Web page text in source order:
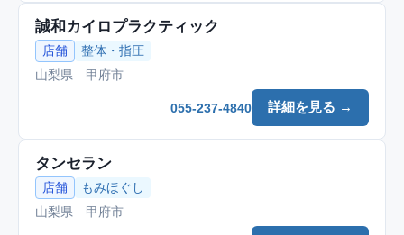
誠和カイロプラクティック
店舗
整体・指圧
山梨県 甲府市
詳細を見る →
055-237-4840
タンセラン
店舗
もみほぐし
山梨県 甲府市